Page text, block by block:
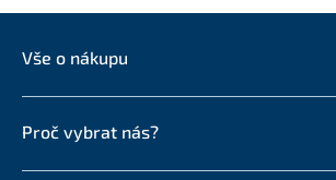
Vše o nákupu
Proč vybrat nás?